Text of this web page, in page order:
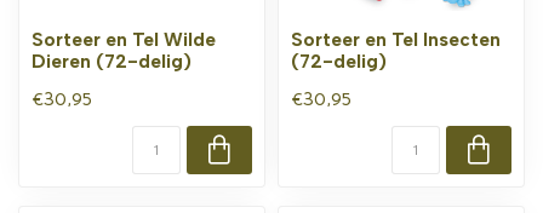
Sorteer en Tel Wilde
Dieren (72-delig)
€30,95
Sorteer en Tel Insecten
(72-delig)
€30,95